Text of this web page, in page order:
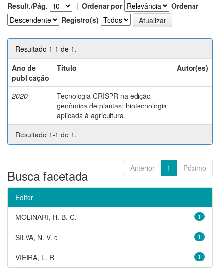
Result./Pág. | Ordenar por
Ordenar
Registro(s)
Resultado 1-1 de 1.
Ano de
publicação
Título Autor(es)
2020
Tecnologia CRISPR na edição
genômica de plantas: biotecnologia
aplicada à agricultura.
-
Resultado 1-1 de 1.
Anterior 1 Póximo
Busca facetada
Editor
1
MOLINARI, H. B. C.
1
SILVA, N. V. e
1
VIEIRA, L. R.